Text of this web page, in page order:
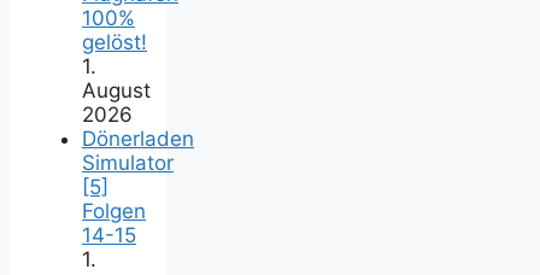
100%
gelöst!
1.
August
2026
Dönerladen
Simulator
[5]
Folgen
14-15
1.